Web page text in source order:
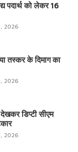
पदार्थ को लेकर 16
2026
तस्कर के दिमाग का
2026
डिप्टी सीएम
2026